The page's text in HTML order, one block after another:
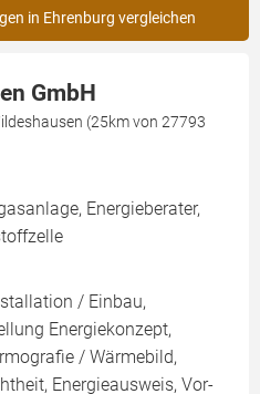
in Ehrenburg vergleichen
GmbH
(25km von 27793
Energieberater,
/ Einbau,
Energiekonzept,
/ Wärmebild,
Energieausweis, Vor-